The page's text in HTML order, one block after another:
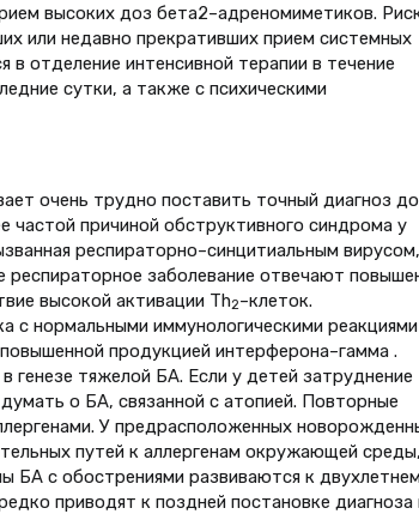
высоких доз бета2–адреномиметиков.
или недавно прекративших прием системных
отделение интенсивной терапии в течение
сутки, а также с психическими
очень трудно поставить точный диагноз до
частой причиной обструктивного синдрома у
респираторно–синцитиальным вирусом,
респираторное заболевание отвечают
высокой активации Th2–клеток.
с нормальными иммунологическими реакциями
продукцией интерферона–гамма .
генезе тяжелой БА. Если у детей затруднение
о БА, связанной с атопией. Повторные
У предрасположенных
путей к аллергенам окружающей среды,
БА с обострениями развиваются к
приводят к поздней постановке диагноза